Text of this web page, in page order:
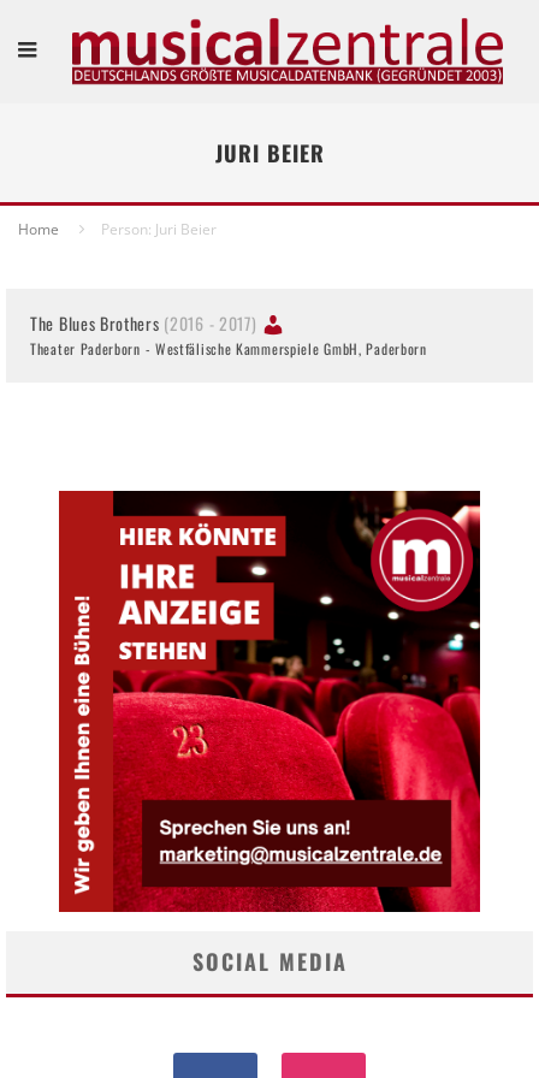
JURI BEIER
Home Person: Juri Beier
The Blues Brothers (2016 - 2017)
Theater Paderborn - Westfälische Kammerspiele GmbH, Paderborn
SOCIAL MEDIA